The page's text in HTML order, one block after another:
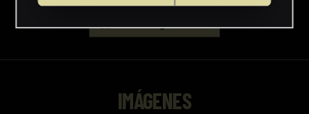
Descargar Ficha
IMÁGENES